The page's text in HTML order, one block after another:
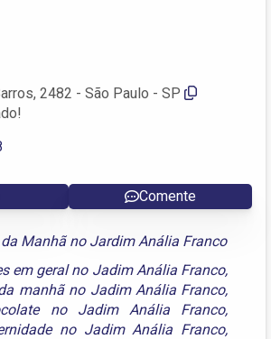
2482 - São Paulo - SP
Comente
da Manhã no Jardim Anália Franco
em geral no Jadim Anália Franco,
manhã no Jadim Anália Franco,
no Jadim Anália Franco,
no Jadim Anália Franco,